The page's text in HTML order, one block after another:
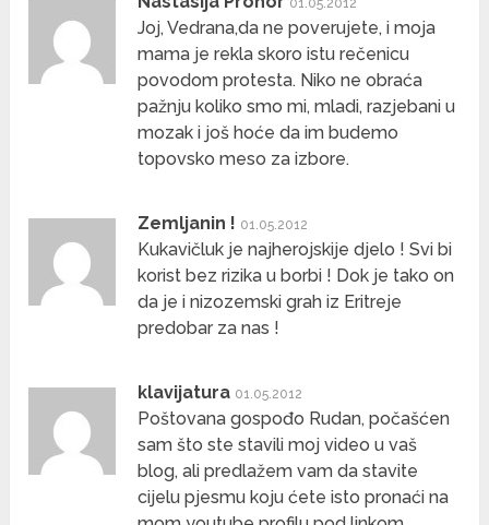
01.05.2012
Joj, Vedrana,da ne poverujete, i moja
mama je rekla skoro istu rečenicu
povodom protesta. Niko ne obraća
pažnju koliko smo mi, mladi, razjebani u
mozak i još hoće da im budemo
topovsko meso za izbore.
Zemljanin ! 01.05.2012
Kukavičluk je najherojskije djelo ! Svi bi
korist bez rizika u borbi ! Dok je tako on
da je i nizozemski grah iz Eritreje
predobar za nas !
klavijatura 01.05.2012
Poštovana gospođo Rudan, počašćen
sam što ste stavili moj video u vaš
blog, ali predlažem vam da stavite
cijelu pjesmu koju ćete isto pronaći na